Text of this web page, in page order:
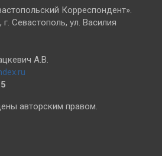
Корреспондент».
г. Севастополь, ул. Василия
А.В.
авторским правом.